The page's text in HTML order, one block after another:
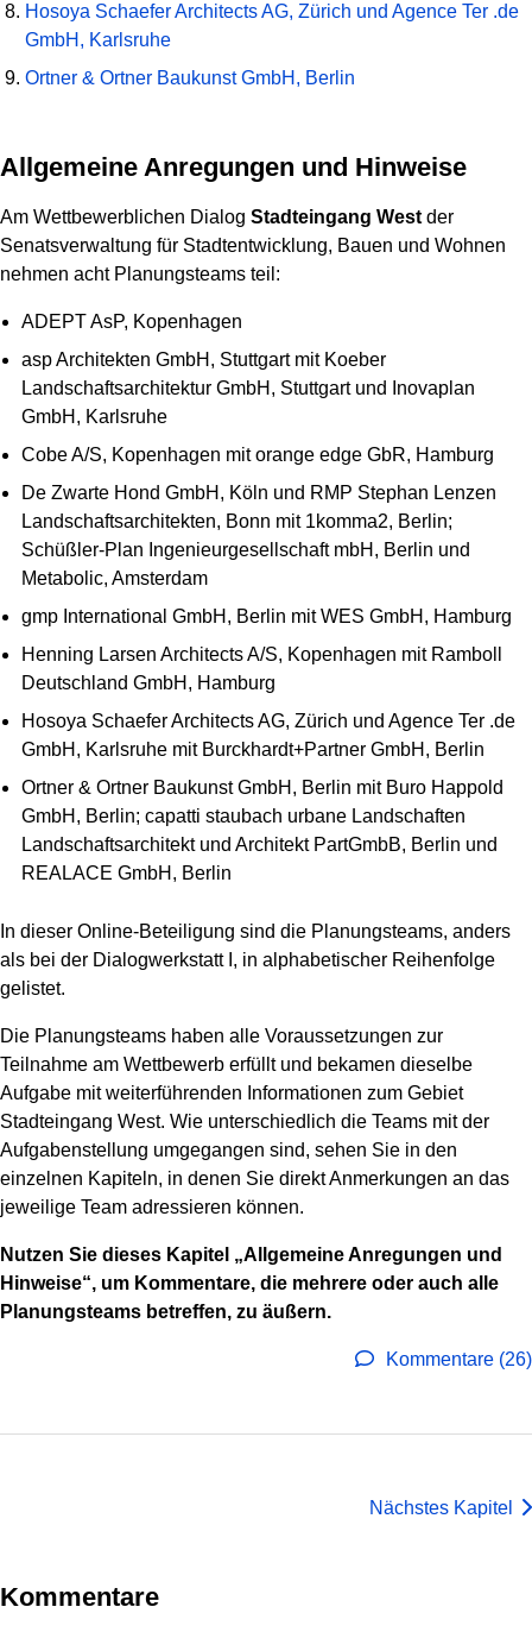
Hosoya Schaefer Architects AG, Zürich und Agence Ter .de
GmbH, Karlsruhe
Ortner & Ortner Baukunst GmbH, Berlin
Allgemeine Anregungen und Hinweise
Am Wettbewerblichen Dialog Stadteingang West der
Senatsverwaltung für Stadtentwicklung, Bauen und Wohnen
nehmen acht Planungsteams teil:
ADEPT AsP, Kopenhagen
asp Architekten GmbH, Stuttgart mit Koeber
Landschaftsarchitektur GmbH, Stuttgart und Inovaplan
GmbH, Karlsruhe
Cobe A/S, Kopenhagen mit orange edge GbR, Hamburg
De Zwarte Hond GmbH, Köln und RMP Stephan Lenzen
Landschaftsarchitekten, Bonn mit 1komma2, Berlin;
Schüßler-Plan Ingenieurgesellschaft mbH, Berlin und
Metabolic, Amsterdam
gmp International GmbH, Berlin mit WES GmbH, Hamburg
Henning Larsen Architects A/S, Kopenhagen mit Ramboll
Deutschland GmbH, Hamburg
Hosoya Schaefer Architects AG, Zürich und Agence Ter .de
GmbH, Karlsruhe mit Burckhardt+Partner GmbH, Berlin
Ortner & Ortner Baukunst GmbH, Berlin mit Buro Happold
GmbH, Berlin; capatti staubach urbane Landschaften
Landschaftsarchitekt und Architekt PartGmbB, Berlin und
REALACE GmbH, Berlin
In dieser Online-Beteiligung sind die Planungsteams, anders
als bei der Dialogwerkstatt I, in alphabetischer Reihenfolge
gelistet.
Die Planungsteams haben alle Voraussetzungen zur
Teilnahme am Wettbewerb erfüllt und bekamen dieselbe
Aufgabe mit weiterführenden Informationen zum Gebiet
Stadteingang West. Wie unterschiedlich die Teams mit der
Aufgabenstellung umgegangen sind, sehen Sie in den
einzelnen Kapiteln, in denen Sie direkt Anmerkungen an das
jeweilige Team adressieren können.
Nutzen Sie dieses Kapitel „Allgemeine Anregungen und
Hinweise“, um Kommentare, die mehrere oder auch alle
Planungsteams betreffen, zu äußern.
Kommentare (26)
Nächstes Kapitel
Kommentare